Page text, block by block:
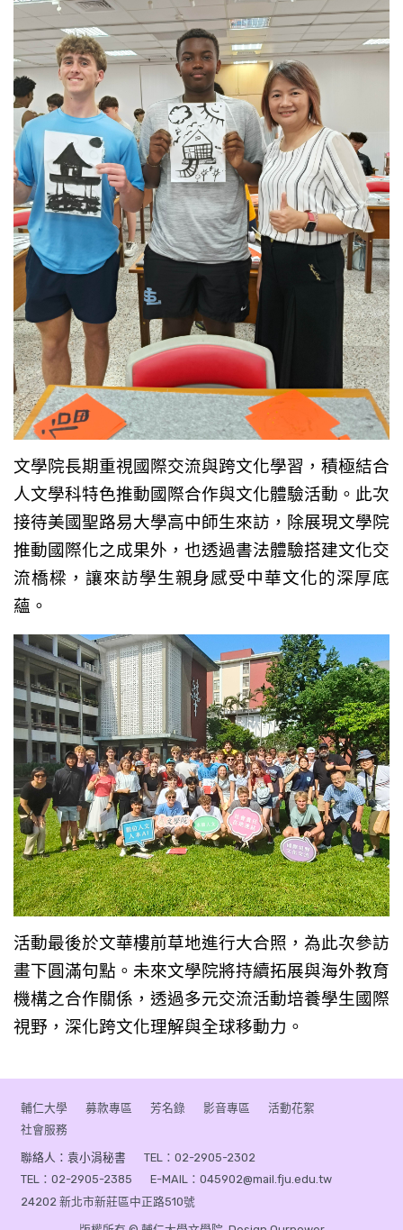
文學院長期重視國際交流與跨文化學習，積極結合
人文學科特色推動國際合作與文化體驗活動。此次
接待美國聖路易大學高中師生來訪，除展現文學院
推動國際化之成果外，也透過書法體驗搭建文化交
流橋樑，讓來訪學生親身感受中華文化的深厚底
蘊。
活動最後於文華樓前草地進行大合照，為此次參訪
畫下圓滿句點。未來文學院將持續拓展與海外教育
機構之合作關係，透過多元交流活動培養學生國際
視野，深化跨文化理解與全球移動力。
輔仁大學 募款專區 芳名錄 影音專區
活動花絮
社會服務
聯絡人：袁小涓秘書
TEL：02-2905-2302
TEL：02-2905-2385
E-MAIL：045902@mail.fju.edu.tw
24202 新北市新莊區中正路510號